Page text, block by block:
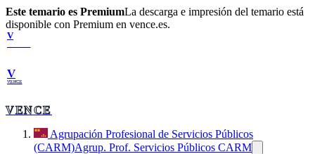
Este temario es PremiumLa descarga e impresión del temario está
disponible con Premium en vence.es.
V
V
VENCE
VENCE
Agrupación Profesional de Servicios Públicos
(CARM)Agrup. Prof. Servicios Públicos CARM